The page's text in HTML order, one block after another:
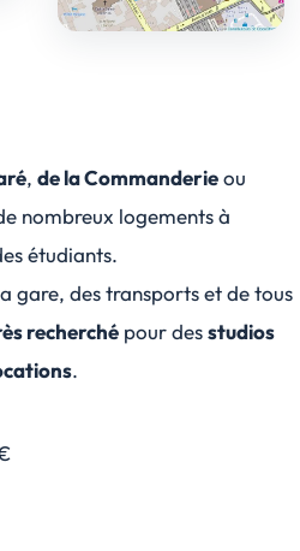
, de la Commanderieou
nombreux logements à
étudiants.
gare, des transports et de tous
recherché pour desstudios
.